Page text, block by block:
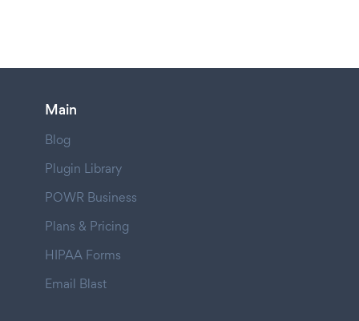
Main
Blog
Plugin Library
POWR Business
Plans & Pricing
HIPAA Forms
Email Blast